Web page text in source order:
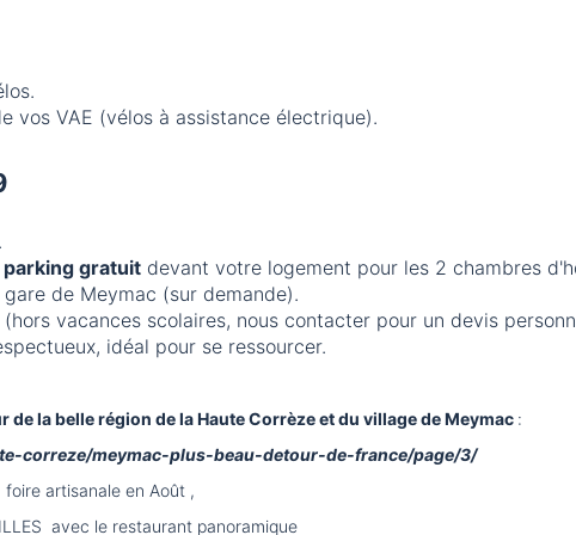
vos VAE (vélos à assistance électrique).
parking gratuit devant votre logement pour les 2 chambres
de Meymac (sur demande).
vacances scolaires, nous contacter pour un devis
idéal pour se ressourcer.
la belle région de la Haute Corrèze et du village de Meymac :
meymac-plus-beau-detour-de-france/page/3/
artisanale en Août ,
avec le restaurant panoramique